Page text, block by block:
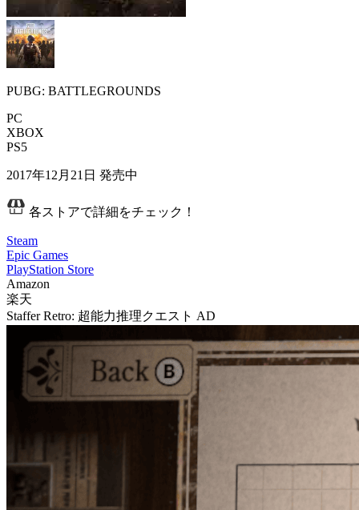
PUBG: BATTLEGROUNDS
PC
XBOX
PS5
2017年12月21日 発売中
各ストアで詳細をチェック！
Steam
Epic Games
PlayStation Store
Amazon
楽天
Staffer Retro: 超能力推理クエスト AD